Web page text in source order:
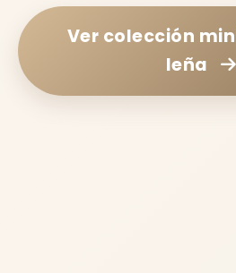
Ver colección
leña